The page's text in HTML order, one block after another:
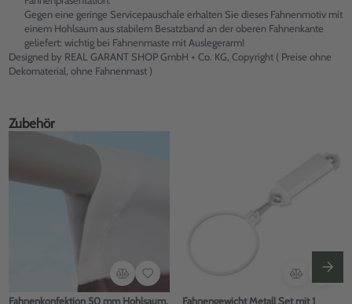
Gegen eine geringe Servicepauschale erhalten Sie dieses Fahnenmotiv mit
einem Hohlsaum aus stabilem Besatzband an der oberen Fahnenkante
geliefert: wichtig bei Fahnenmaste mit Auslegerarm!
Designed by REAL GARANT SHOP GmbH + Co. KG, Copyright ( Preise ohne
Dekomaterial, ohne Fahnenmast )
Zubehör
Fahnenkonfektion 50 mm Hohlsaum, Fahnengewicht Metall Set mit 1